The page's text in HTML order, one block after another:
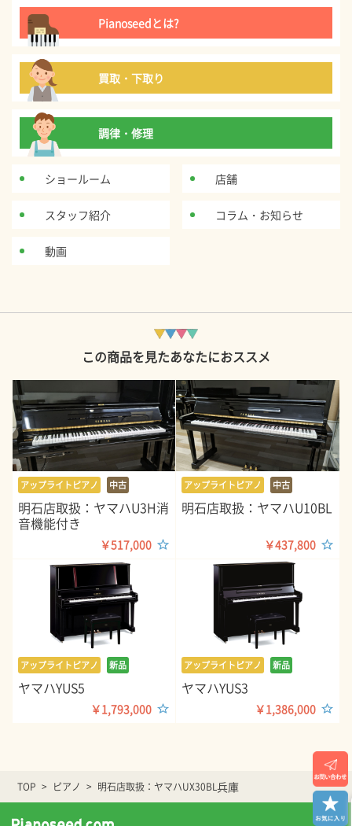
Pianoseedとは?
買取・下取り
調律・修理
ショールーム 店舗
スタッフ紹介 コラム・お知らせ
動画
この商品を見たあなたにおススメ
アップライトピアノ 中古
明石店取扱：ヤマハU3H消
音機能付き
￥517,000
アップライトピアノ 中古
明石店取扱：ヤマハU10BL
￥437,800
アップライトピアノ 新品
ヤマハYUS5
￥1,793,000
アップライトピアノ 新品
ヤマハYUS3
￥1,386,000
TOP 兵庫
ピアノ 明石店取扱：ヤマハUX30BL